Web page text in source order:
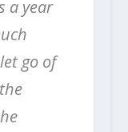
a year
go of